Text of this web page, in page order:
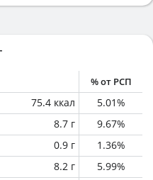
% от РСП
75.4 ккал 5.01%
8.7 г 9.67%
0.9 г 1.36%
8.2 г 5.99%